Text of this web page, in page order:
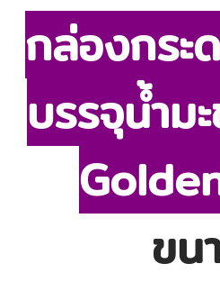
กล่องกระ
บรรจุน้ำม
ขน